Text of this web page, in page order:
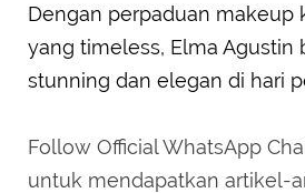
Dengan perpaduan makeup
yang timeless, Elma Agustin
stunning dan elegan di hari
Follow Official WhatsApp
untuk mendapatkan artikel-